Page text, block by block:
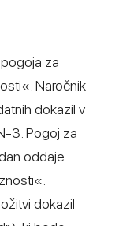
za
Naročnik
dokazil v
3. Pogoj za
oddaje
dokazil